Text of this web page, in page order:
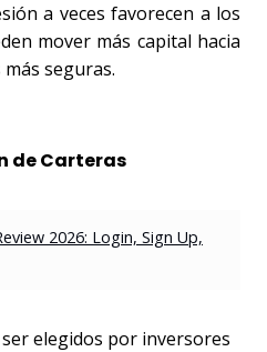
a veces favorecen a los
mover más capital hacia
seguras.
de Carteras
2026: Login, Sign Up,
elegidos por inversores